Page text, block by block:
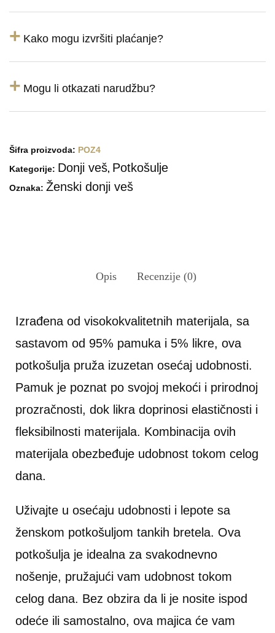
+ Kako mogu izvršiti plaćanje?
+ Mogu li otkazati narudžbu?
Šifra proizvoda: POZ4
Kategorije: Donji veš, Potkošulje
Oznaka: Ženski donji veš
Opis Recenzije (0)
Izrađena od visokokvalitetnih materijala, sa
sastavom od 95% pamuka i 5% likre, ova
potkošulja pruža izuzetan osećaj udobnosti.
Pamuk je poznat po svojoj mekoći i prirodnoj
prozračnosti, dok likra doprinosi elastičnosti i
fleksibilnosti materijala. Kombinacija ovih
materijala obezbeđuje udobnost tokom celog
dana.
Uživajte u osećaju udobnosti i lepote sa
ženskom potkošuljom tankih bretela. Ova
potkošulja je idealna za svakodnevno
nošenje, pružajući vam udobnost tokom
celog dana. Bez obzira da li je nosite ispod
odeće ili samostalno, ova majica će vam